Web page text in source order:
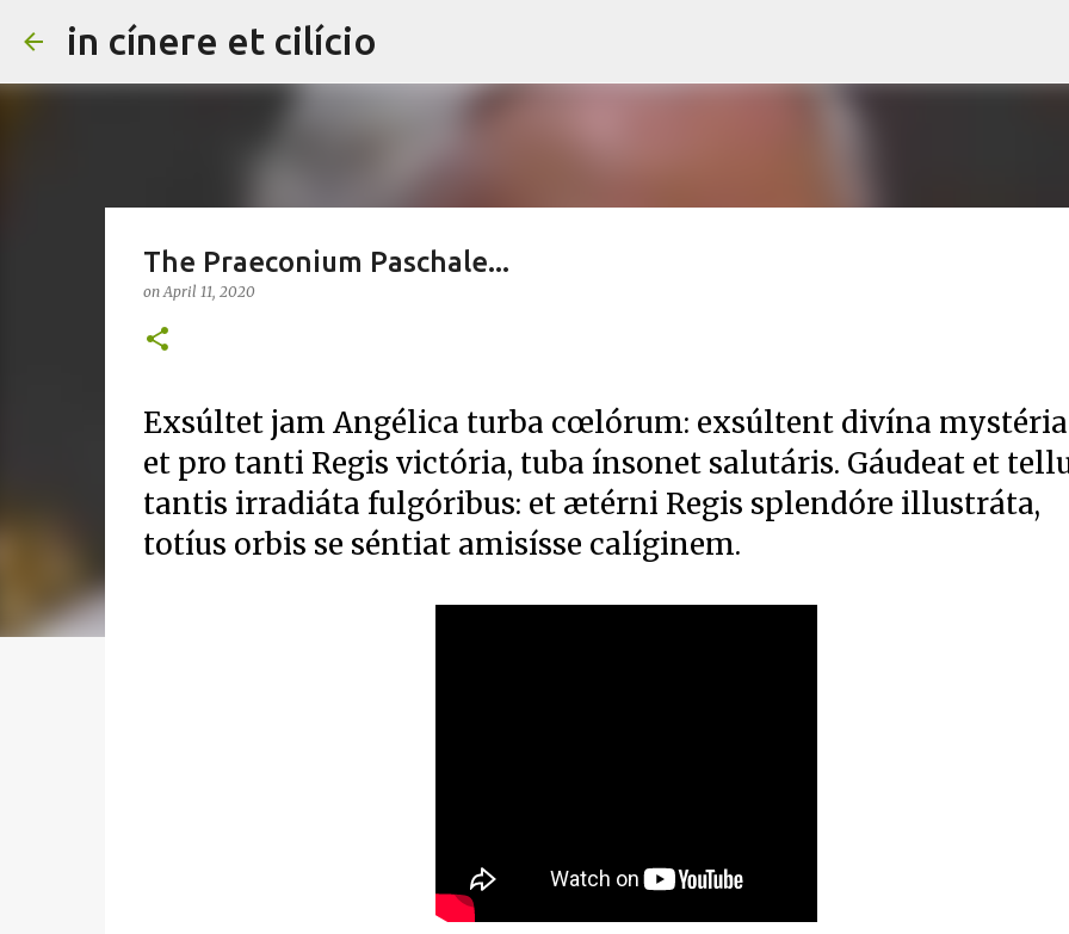
in cínere et cilício
The Praeconium Paschale...
onApril 11, 2020
Exsúltet jam Angélica turba cœlórum: exsúltent divína mystéria
et pro tanti Regis victória, tuba ínsonet salutáris. Gáudeat et
tantis irradiáta fulgóribus: et ætérni Regis splendóre illustráta,
totíus orbis se séntiat amisísse calíginem.